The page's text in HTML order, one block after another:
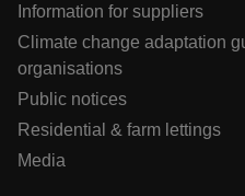
Information for suppliers
Climate change adaptation
organisations
Public notices
Residential & farm lettings
Media